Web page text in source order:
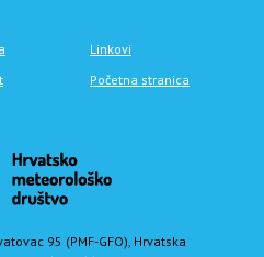
Linkovi
Početna stranica
95 (PMF-GFO), Hrvatska